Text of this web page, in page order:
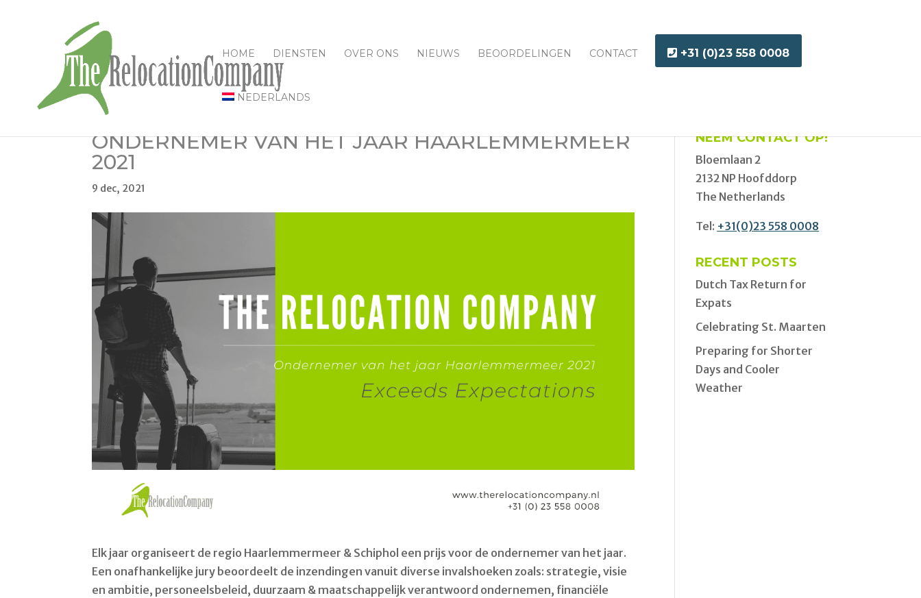
HOME DIENSTEN OVER ONS NIEUWS BEOORDELINGEN CONTACT +31 (0)23 558 0008
NEDERLANDS
ONDERNEMER VAN HET JAAR HAARLEMMERMEER
2021
9 dec, 2021
Elk jaar organiseert de regio Haarlemmermeer & Schiphol een prijs voor de ondernemer van het jaar.
Een onafhankelijke jury beoordeelt de inzendingen vanuit diverse invalshoeken zoals: strategie, visie
en ambitie, personeelsbeleid, duurzaam & maatschappelijk verantwoord ondernemen, financiële
NEEM CONTACT OP!
Bloemlaan 2
2132 NP Hoofddorp
The Netherlands
Tel: +31(0)23 558 0008
RECENT POSTS
Dutch Tax Return for
Expats
Celebrating St. Maarten
Preparing for Shorter
Days and Cooler
Weather